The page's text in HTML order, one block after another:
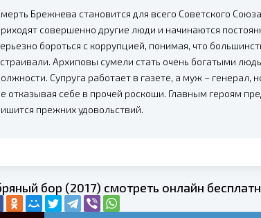
Брежнева становится для всего Советского
совершенно другие люди и начинаются
бороться с коррупцией, понимая, что
Архиповы сумели стать очень богатыми
Супруга работает в газете, а муж – генерал,
отказывая себе в прочей роскоши. Главным героям
прежних удовольствий.
бор (2017) смотреть онлайн